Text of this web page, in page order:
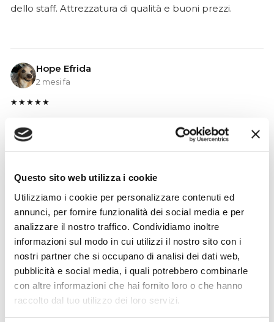
Questo sito web utilizza i cookie
Utilizziamo i cookie per personalizzare contenuti ed
annunci, per fornire funzionalità dei social media e per
analizzare il nostro traffico. Condividiamo inoltre
informazioni sul modo in cui utilizzi il nostro sito con i
nostri partner che si occupano di analisi dei dati web,
pubblicità e social media, i quali potrebbero combinarle
con altre informazioni che hai fornito loro o che hanno
raccolto dal tuo utilizzo dei loro servizi.
dello staff. Attrezzatura di qualità e buoni prezzi.
Hope Efrida
2 mesi fa
★★★★★
microfono professionale, amplificatore, cuffie, aste e
cavi vari come regali per il mio compagno. Lo
prodotti è di alto livello. I venditori son..
Gianni Fappiano
3 settimane fa
★★★★★
Un po' lungo nelle consegne estive, ma affidabile e
conveniente. Consigliatissimo per serietà e